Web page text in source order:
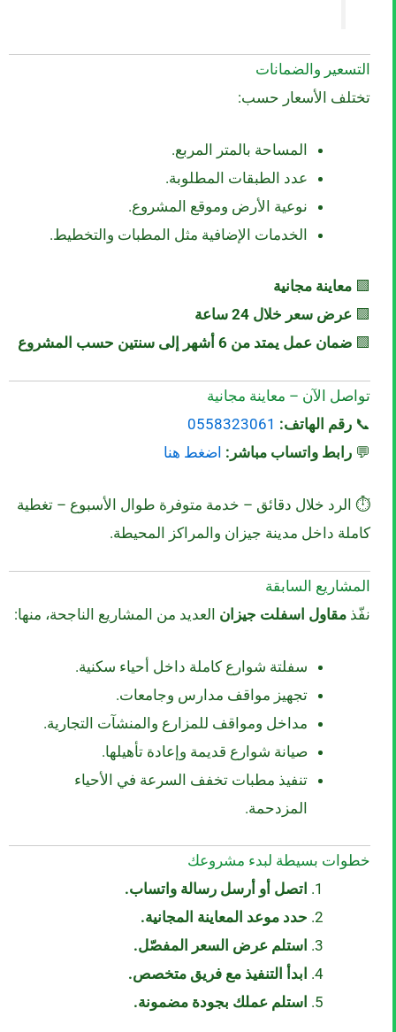
التسعير والضمانات
تختلف الأسعار حسب:
المساحة بالمتر المربع.
عدد الطبقات المطلوبة.
نوعية الأرض وموقع المشروع.
الخدمات الإضافية مثل المطبات والتخطيط.
🟩 معاينة مجانية
🟩 عرض سعر خلال 24 ساعة
🟩 ضمان عمل يمتد من 6 أشهر إلى سنتين حسب المشروع
تواصل الآن – معاينة مجانية
📞 رقم الهاتف: 0558323061
💬 رابط واتساب مباشر: اضغط هنا
⏱️ الرد خلال دقائق – خدمة متوفرة طوال الأسبوع – تغطية
كاملة داخل مدينة جيزان والمراكز المحيطة.
المشاريع السابقة
نفّذ مقاول اسفلت جيزان العديد من المشاريع الناجحة، منها:
سفلتة شوارع كاملة داخل أحياء سكنية.
تجهيز مواقف مدارس وجامعات.
مداخل ومواقف للمزارع والمنشآت التجارية.
صيانة شوارع قديمة وإعادة تأهيلها.
تنفيذ مطبات تخفف السرعة في الأحياء
المزدحمة.
خطوات بسيطة لبدء مشروعك
اتصل أو أرسل رسالة واتساب.
حدد موعد المعاينة المجانية.
استلم عرض السعر المفصّل.
ابدأ التنفيذ مع فريق متخصص.
استلم عملك بجودة مضمونة.